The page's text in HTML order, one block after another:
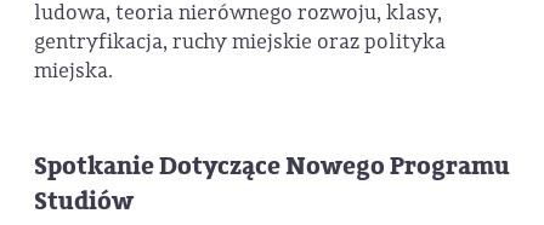
ludowa, teoria nierównego rozwoju, klasy,
gentryfikacja, ruchy miejskie oraz polityka
miejska.
Spotkanie Dotyczące Nowego Programu
Studiów